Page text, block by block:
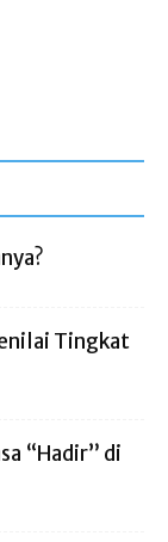
Tingkat
“Hadir” di